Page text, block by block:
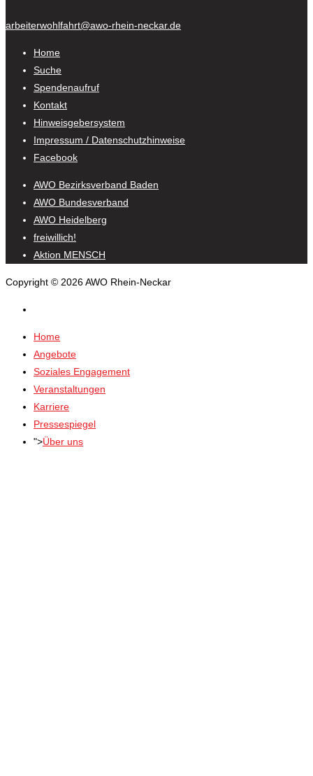
arbeiterwohlfahrt@awo-rhein-neckar.de
Home
Suche
Spendenaufruf
Kontakt
Hinweisgebersystem
Impressum / Datenschutzhinweise
Facebook
AWO Bezirksverband Baden
AWO Bundesverband
AWO Heidelberg
freiwillich!
Aktion MENSCH
Copyright © 2026 AWO Rhein-Neckar
Home
Angebote
Soziales Engagement
Veranstaltungen
Karriere
Pressespiegel
">Über uns